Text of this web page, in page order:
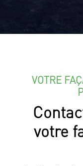
VOTRE
votre